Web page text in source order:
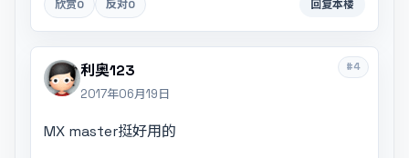
欣赏0 反对0 回复本楼
#4
利奥123
2017年06月19日
MX master挺好用的